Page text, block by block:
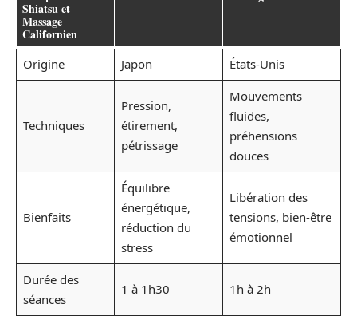
Shiatsu et
Massage
Californien
Origine Japon États-Unis
Techniques
Pression,
étirement,
pétrissage
Mouvements
fluides,
préhensions
douces
Bienfaits
Équilibre
énergétique,
réduction du
stress
Libération des
tensions, bien-être
émotionnel
Durée des
séances
1 à 1h30 1h à 2h